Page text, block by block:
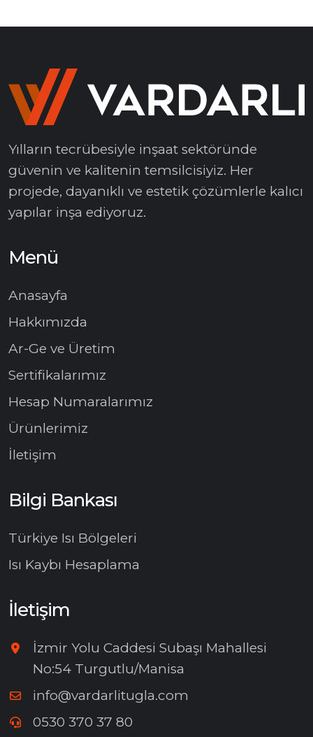
Yılların tecrübesiyle inşaat sektöründe
güvenin ve kalitenin temsilcisiyiz. Her
projede, dayanıklı ve estetik çözümlerle kalıcı
yapılar inşa ediyoruz.
Menü
Anasayfa
Hakkımızda
Ar-Ge ve Üretim
Sertifikalarımız
Hesap Numaralarımız
Ürünlerimiz
İletişim
Bilgi Bankası
Türkiye Isı Bölgeleri
Isı Kaybı Hesaplama
İletişim
İzmir Yolu Caddesi Subaşı Mahallesi
No:54 Turgutlu/Manisa
info@vardarlitugla.com
0530 370 37 80